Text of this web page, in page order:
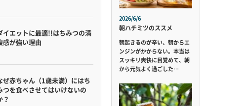
イエットに最適!!はちみつの満
感が強い理由
ぜ赤ちゃん（1歳未満）にはち
つを食べさせてはいけないの
？
2026/6/6
朝ハチミツのススメ
朝起きるのが辛い、朝からエ
ンジンがかからない。本当は
スッキリ爽快に目覚めて、朝
から元気よく過ごした…